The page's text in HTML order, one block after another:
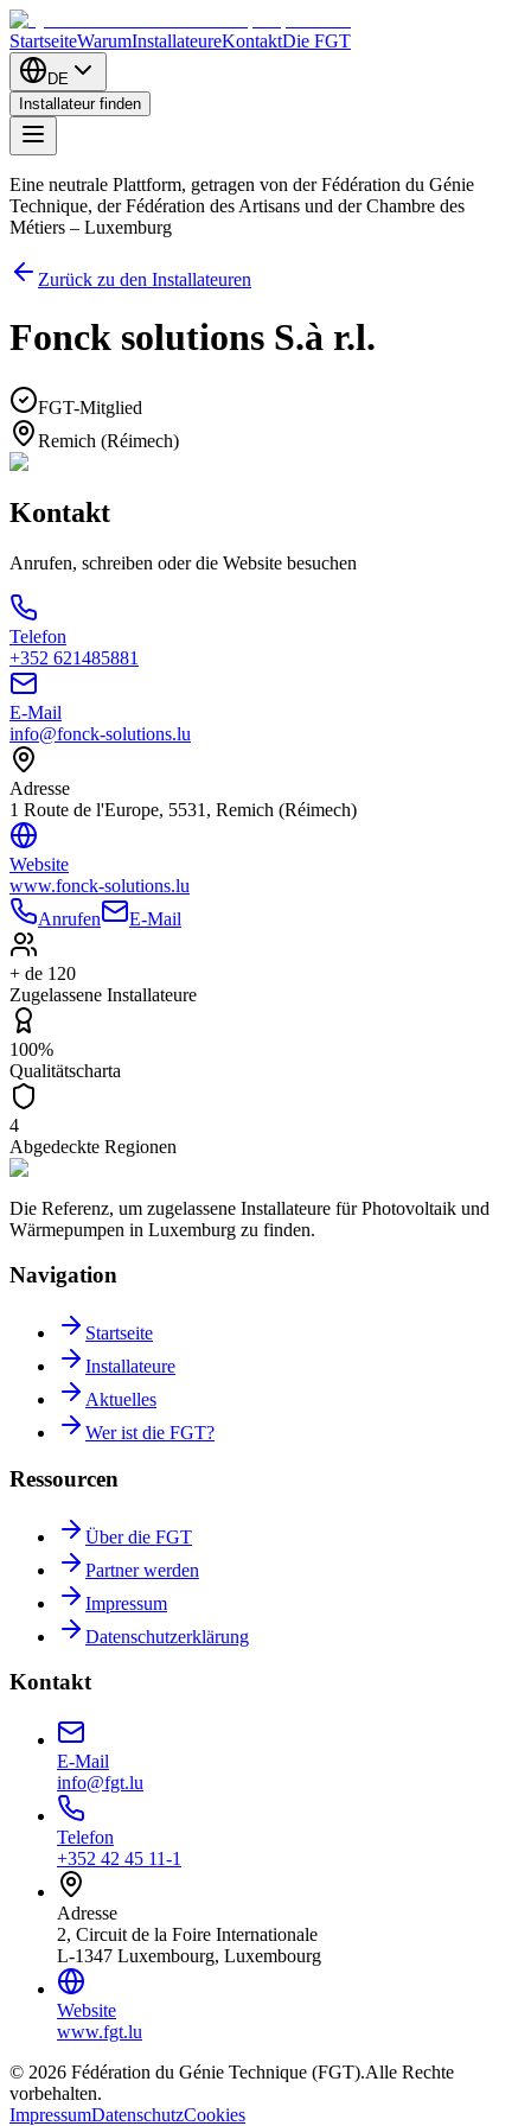
StartseiteWarumInstallateureKontaktDie FGT
DE
Installateur finden
Eine neutrale Plattform, getragen von der Fédération du Génie
Technique, der Fédération des Artisans und der Chambre des
Métiers – Luxemburg
Zurück zu den Installateuren
Fonck solutions S.à r.l.
FGT-Mitglied
Remich (Réimech)
Kontakt
Anrufen, schreiben oder die Website besuchen
Telefon
+352 621485881
E-Mail
info@fonck-solutions.lu
Adresse
1 Route de l'Europe, 5531, Remich (Réimech)
Website
www.fonck-solutions.lu
Anrufen
E-Mail
+ de 120
Zugelassene Installateure
100%
Qualitätscharta
4
Abgedeckte Regionen
Die Referenz, um zugelassene Installateure für Photovoltaik und
Wärmepumpen in Luxemburg zu finden.
Navigation
Startseite
Installateure
Aktuelles
Wer ist die FGT?
Ressourcen
Über die FGT
Partner werden
Impressum
Datenschutzerklärung
Kontakt
E-Mail
info@fgt.lu
Telefon
+352 42 45 11-1
Adresse
2, Circuit de la Foire Internationale
L-1347 Luxembourg, Luxembourg
Website
www.fgt.lu
© 2026 Fédération du Génie Technique (FGT).Alle Rechte
vorbehalten.
ImpressumDatenschutzCookies